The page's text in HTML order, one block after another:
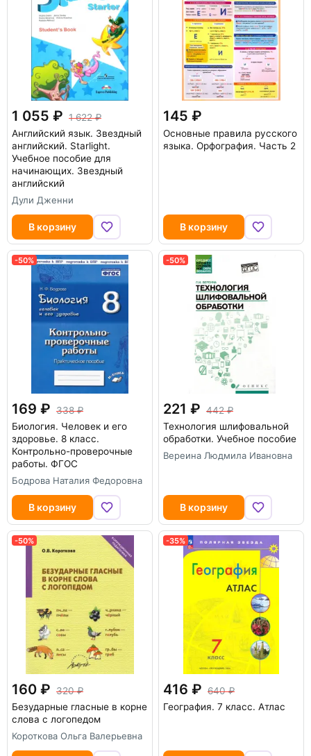
1 055
1 622
Английский язык. Звездный
английский. Starlight.
Учебное пособие для
начинающих. Звездный
английский
Дули Дженни
В корзину
145
Основные правила русского
языка. Орфография. Часть 2
В корзину
-50%
169
338
Биология. Человек и его
здоровье. 8 класс.
Контрольно-проверочные
работы. ФГОС
Бодрова Наталия Федоровна
В корзину
-50%
221
442
Технология шлифовальной
обработки. Учебное пособие
Вереина Людмила Ивановна
В корзину
-50%
160
320
Безударные гласные в корне
слова с логопедом
Короткова Ольга Валерьевна
-35%
416
640
География. 7 класс. Атлас